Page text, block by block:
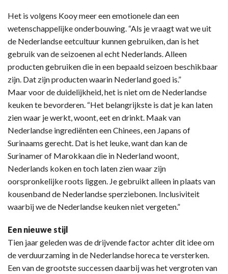
Het is volgens Kooy meer een emotionele dan een
wetenschappelijke onderbouwing. “Als je vraagt wat we uit
de Nederlandse eetcultuur kunnen gebruiken, dan is het
gebruik van de seizoenen al echt Nederlands. Alleen
producten gebruiken die in een bepaald seizoen beschikbaar
zijn. Dat zijn producten waarin Nederland goed is.”
Maar voor de duidelijkheid, het is niet om de Nederlandse
keuken te bevorderen. “Het belangrijkste is dat je kan laten
zien waar je werkt, woont, eet en drinkt. Maak van
Nederlandse ingrediënten een Chinees, een Japans of
Surinaams gerecht. Dat is het leuke, want dan kan de
Surinamer of Marokkaan die in Nederland woont,
Nederlands koken en toch laten zien waar zijn
oorspronkelijke roots liggen. Je gebruikt alleen in plaats van
kousenband de Nederlandse sperziebonen. Inclusiviteit
waarbij we de Nederlandse keuken niet vergeten.”
Een nieuwe stijl
Tien jaar geleden was de drijvende factor achter dit idee om
de verduurzaming in de Nederlandse horeca te versterken.
Een van de grootste successen daarbij was het vergroten van